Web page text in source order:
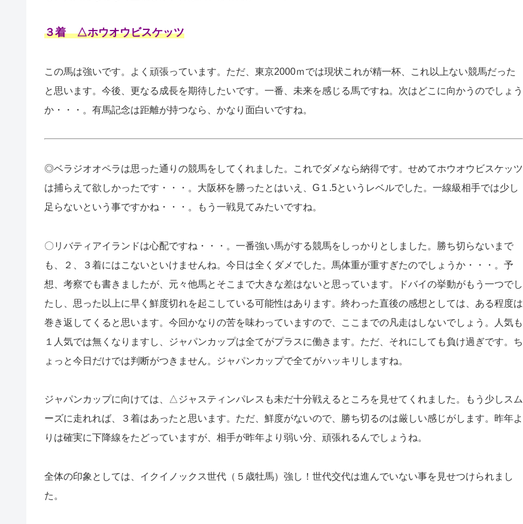
３着 △ホウオウビスケッツ
この馬は強いです。よく頑張っています。ただ、東京2000ｍでは現状これが精一杯、これ以上ない競馬だった
と思います。今後、更なる成長を期待したいです。一番、未来を感じる馬ですね。次はどこに向かうのでしょう
か・・・。有馬記念は距離が持つなら、かなり面白いですね。
◎ベラジオオペラは思った通りの競馬をしてくれました。これでダメなら納得です。せめてホウオウビスケッツ
は捕らえて欲しかったです・・・。大阪杯を勝ったとはいえ、G１.5というレベルでした。一線級相手では少し
足らないという事ですかね・・・。もう一戦見てみたいですね。
〇リバティアイランドは心配ですね・・・。一番強い馬がする競馬をしっかりとしました。勝ち切らないまで
も、２、３着にはこないといけませんね。今日は全くダメでした。馬体重が重すぎたのでしょうか・・・。予
想、考察でも書きましたが、元々他馬とそこまで大きな差はないと思っています。ドバイの挙動がもう一つでし
たし、思った以上に早く鮮度切れを起こしている可能性はあります。終わった直後の感想としては、ある程度は
巻き返してくると思います。今回かなりの苦を味わっていますので、ここまでの凡走はしないでしょう。人気も
１人気では無くなりますし、ジャパンカップは全てがプラスに働きます。ただ、それにしても負け過ぎです。ち
ょっと今日だけでは判断がつきません。ジャパンカップで全てがハッキリしますね。
ジャパンカップに向けては、△ジャスティンパレスも未だ十分戦えるところを見せてくれました。もう少しスム
ーズに走れれば、３着はあったと思います。ただ、鮮度がないので、勝ち切るのは厳しい感じがします。昨年よ
りは確実に下降線をたどっていますが、相手が昨年より弱い分、頑張れるんでしょうね。
全体の印象としては、イクイノックス世代（５歳牡馬）強し！世代交代は進んでいない事を見せつけられまし
た。